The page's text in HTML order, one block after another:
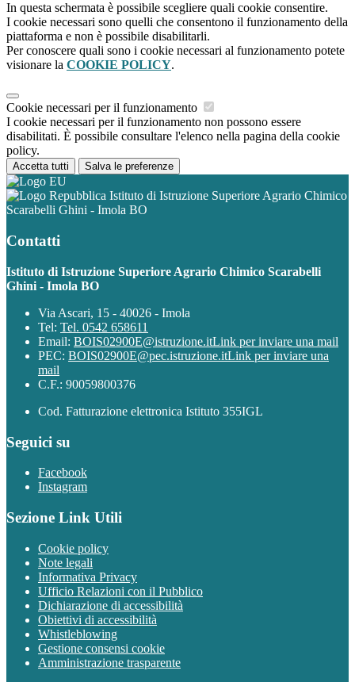
In questa schermata è possibile scegliere quali cookie consentire.
I cookie necessari sono quelli che consentono il funzionamento della
piattaforma e non è possibile disabilitarli.
Per conoscere quali sono i cookie necessari al funzionamento potete
visionare la COOKIE POLICY.
Cookie necessari per il funzionamento
I cookie necessari per il funzionamento non possono essere
disabilitati. È possibile consultare l'elenco nella pagina della cookie
policy.
Accetta tutti Salva le preferenze
Istituto di Istruzione Superiore Agrario Chimico
Scarabelli Ghini - Imola BO
Contatti
Istituto di Istruzione Superiore Agrario Chimico Scarabelli
Ghini - Imola BO
Via Ascari, 15 - 40026 - Imola
Tel: Tel. 0542 658611
Email: BOIS02900E@istruzione.itLink per inviare una mail
PEC: BOIS02900E@pec.istruzione.itLink per inviare una
mail
C.F.: 90059800376
Cod. Fatturazione elettronica Istituto 355IGL
Seguici su
Facebook
Instagram
Sezione Link Utili
Cookie policy
Note legali
Informativa Privacy
Ufficio Relazioni con il Pubblico
Dichiarazione di accessibilità
Obiettivi di accessibilità
Whistleblowing
Gestione consensi cookie
Amministrazione trasparente